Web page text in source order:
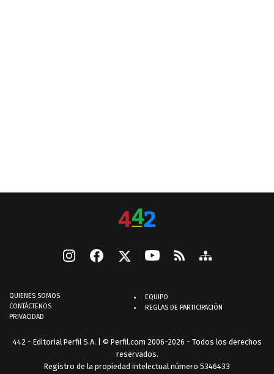
QUIENES SOMOS
CONTÁCTENOS
PRIVACIDAD
EQUIPO
REGLAS DE PARTICIPACIÓN
442 - Editorial Perfil S.A. | © Perfil.com 2006-2026 - Todos los derechos
reservados.
Registro de la propiedad intelectual número 5346433